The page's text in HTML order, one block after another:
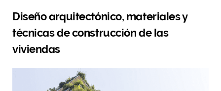
Diseño arquitectónico, materiales y
técnicas de construcción de las
viviendas